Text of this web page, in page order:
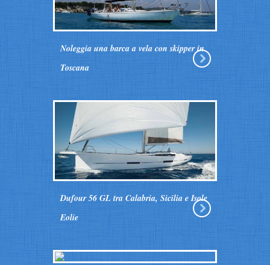
Noleggia una barca a vela con skipper in
Toscana
Dufour 56 GL tra Calabria, Sicilia e Isole
Eolie